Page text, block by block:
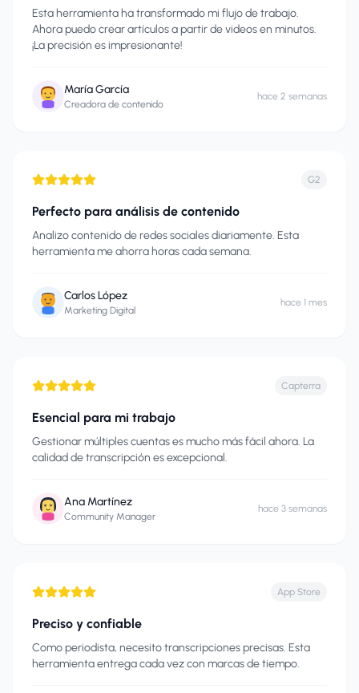
Esta herramienta ha transformado mi flujo de trabajo.
Ahora puedo crear artículos a partir de videos en minutos.
¡La precisión es impresionante!
María García
Creadora de contenido
hace 2 semanas
G2
Perfecto para análisis de contenido
Analizo contenido de redes sociales diariamente. Esta
herramienta me ahorra horas cada semana.
Carlos López
Marketing Digital
hace 1 mes
Capterra
Esencial para mi trabajo
Gestionar múltiples cuentas es mucho más fácil ahora. La
calidad de transcripción es excepcional.
Ana Martínez
Community Manager
hace 3 semanas
App Store
Preciso y confiable
Como periodista, necesito transcripciones precisas. Esta
herramienta entrega cada vez con marcas de tiempo.